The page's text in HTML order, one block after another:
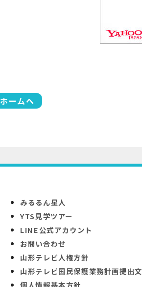
ホームへ
みるるん星人
YTS見学ツアー
LINE公式アカウント
お問い合わせ
山形テレビ人権方針
山形テレビ国民保護業務計画提出文
個人情報基本方針